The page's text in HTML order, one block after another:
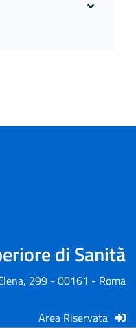
di Sanità
299 - 00161 - Roma
Area Riservata